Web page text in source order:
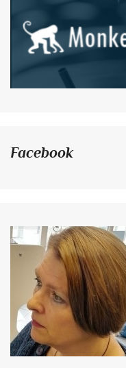
Facebook